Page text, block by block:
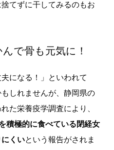
てずに干してみるのもお
で骨も元気に！
になる！」といわれて
しれませんが、静岡県の
た栄養疫学調査により、
積極的に食べている閉経女
くいという報告がされま